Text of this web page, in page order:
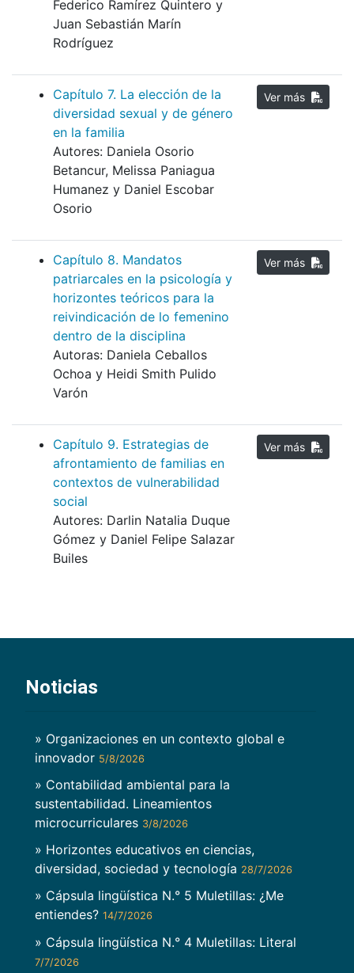
Federico Ramírez Quintero y
Juan Sebastián Marín
Rodríguez
Capítulo 7. La elección de la
diversidad sexual y de género
en la familia
Autores: Daniela Osorio
Betancur, Melissa Paniagua
Humanez y Daniel Escobar
Osorio
Capítulo 8. Mandatos
patriarcales en la psicología y
horizontes teóricos para la
reivindicación de lo femenino
dentro de la disciplina
Autoras: Daniela Ceballos
Ochoa y Heidi Smith Pulido
Varón
Capítulo 9. Estrategias de
afrontamiento de familias en
contextos de vulnerabilidad
social
Autores: Darlin Natalia Duque
Gómez y Daniel Felipe Salazar
Builes
Noticias
» Organizaciones en un contexto global e
innovador 5/8/2026
» Contabilidad ambiental para la
sustentabilidad. Lineamientos
microcurriculares 3/8/2026
» Horizontes educativos en ciencias,
diversidad, sociedad y tecnología 28/7/2026
» Cápsula lingüística N.° 5 Muletillas: ¿Me
entiendes? 14/7/2026
» Cápsula lingüística N.° 4 Muletillas: Literal
7/7/2026